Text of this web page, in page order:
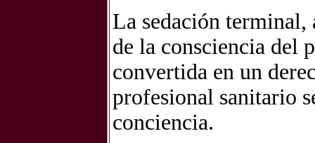
La sedación terminal,
de la consciencia del
convertida en un
profesional sanitario
conciencia.